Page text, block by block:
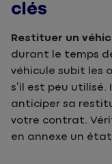
clés
Restituer un
durant le temps
véhicule subit les
s’il est peu utilisé.
anticiper sa
votre contrat.
en annexe un